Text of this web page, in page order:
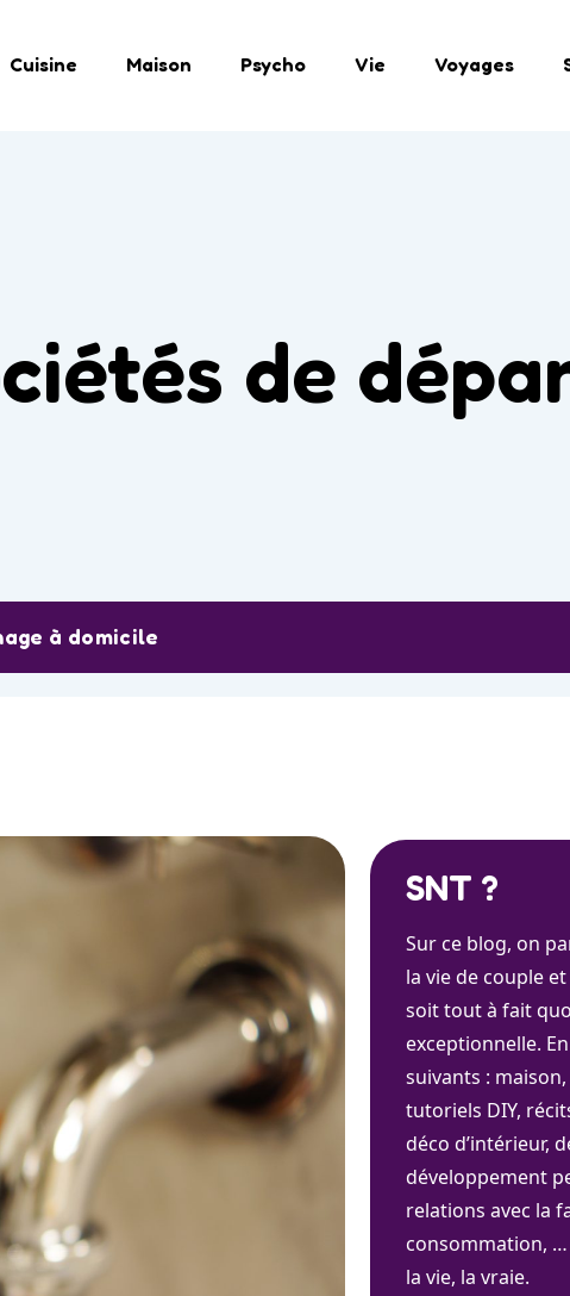
Cuisine Maison Psycho Vie Voyages
de
à domicile
SNT ?
Sur ce blog, on
la vie de couple
soit tout à fait
exceptionnelle.
suivants :
tutoriels DIY,
déco d’intérieur,
développement
relations avec la
consommation, …
la vie, la vraie.